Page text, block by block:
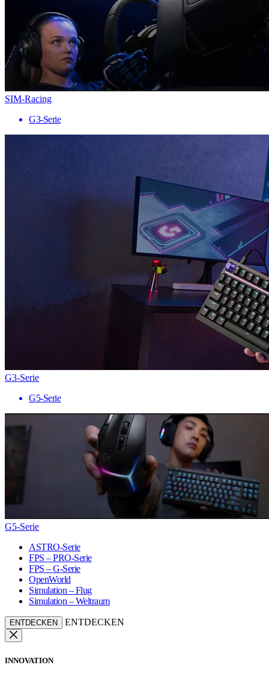
SIM-Racing
G3-Serie
G3-Serie
G5-Serie
G5-Serie
ASTRO-Serie
FPS – PRO-Serie
FPS – G-Serie
OpenWorld
Simulation – Flug
Simulation – Weltraum
ENTDECKEN ENTDECKEN
INNOVATION